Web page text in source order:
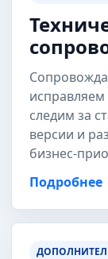
следим за
версии и
бизнес-
Подробнее